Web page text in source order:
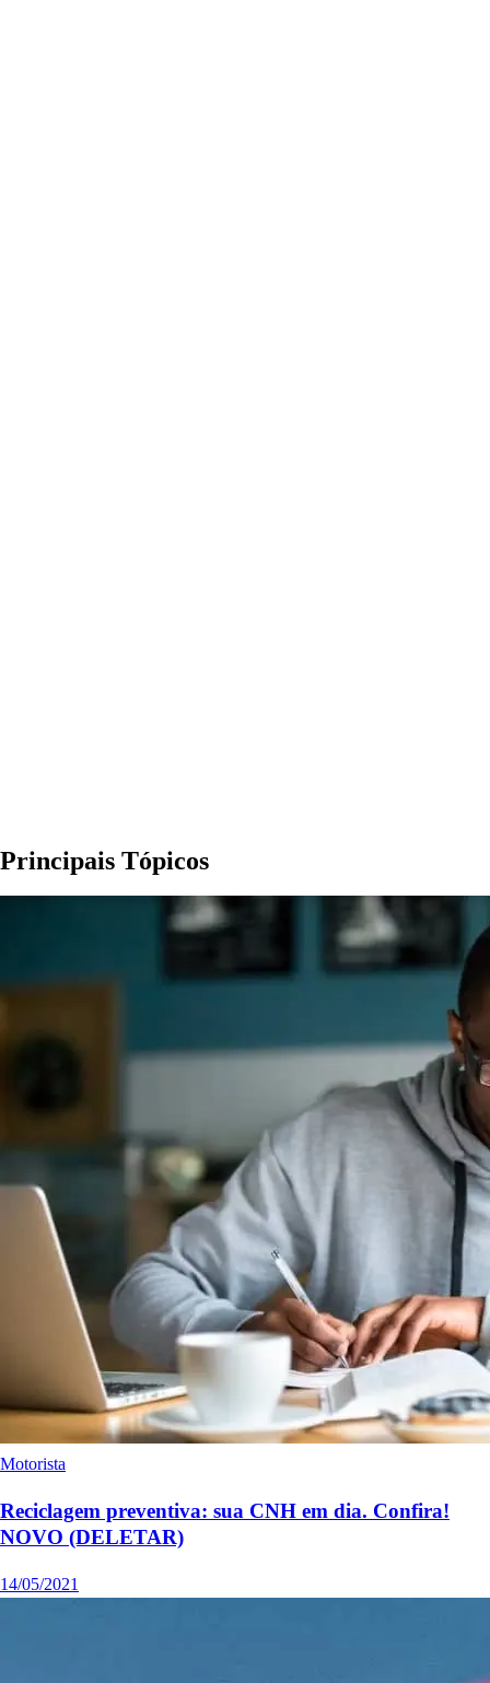
Principais Tópicos
Motorista
Reciclagem preventiva: sua CNH em dia. Confira!
NOVO (DELETAR)
14/05/2021